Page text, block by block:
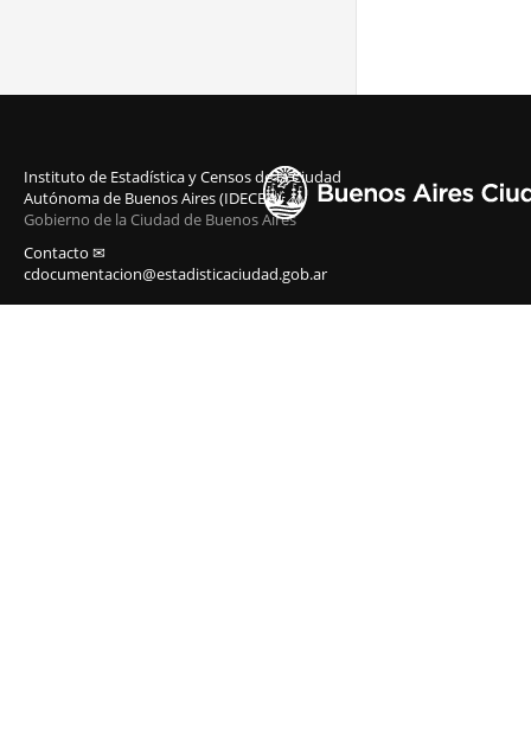
Instituto de Estadística y Censos de la Ciudad
Autónoma de Buenos Aires (IDECBA)
Gobierno de la Ciudad de Buenos Aires
Contacto ✉
cdocumentacion@estadisticaciudad.gob.ar